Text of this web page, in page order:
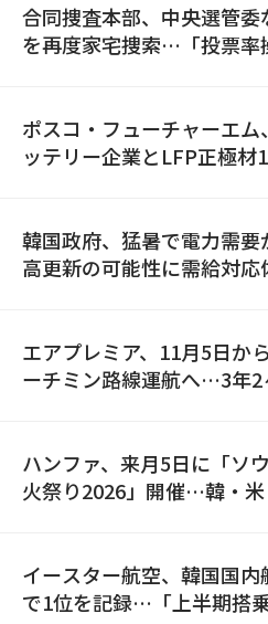
合同捜査本部、中央選管委
を再度家宅捜索…「投票率
ポスコ・フューチャーエム
ッテリー企業とLFP正極材
韓国政府、猛暑で電力需要
高更新の可能性に需給対応
エアプレミア、11月5日か
ーチミン路線運航へ…3年2
ハンファ、来月5日に「ソ
火祭り2026」開催…韓・米
イースター航空、韓国国内
で1位を記録…「上半期搭乗